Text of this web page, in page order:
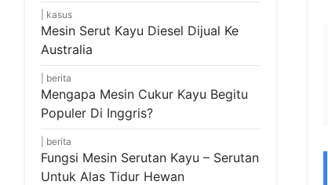
kasus
Mesin Serut Kayu Diesel Dijual Ke
Australia
berita
Mengapa Mesin Cukur Kayu Begitu
Populer Di Inggris?
berita
Fungsi Mesin Serutan Kayu – Serutan
Untuk Alas Tidur Hewan